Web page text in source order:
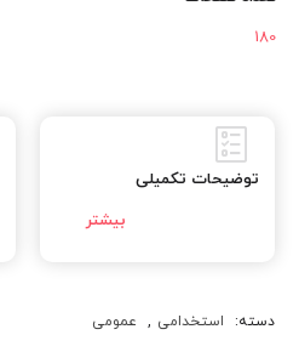
180
توضیحات تکمیلی
دسته: استخدامی , عمومی